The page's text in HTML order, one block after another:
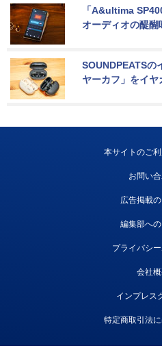
「A&ultima
オーディオの醍醐
SOUNDPEATSの
ヤーカフ」をイヤ
本サイトのご
お問い
広告掲載
編集部へ
プライバシ
会社
インプレス
特定商取引法